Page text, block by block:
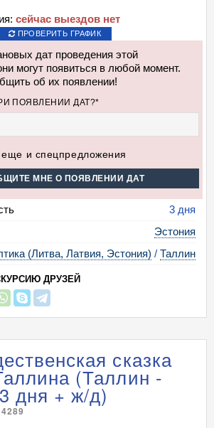
сейчас выездов нет
ПРОВЕРИТЬ ГРАФИК
дат проведения этой
могут появиться в любой момент.
об их появлении!
ПОЯВЛЕНИИ ДАТ?*
еще и спецпредложения
МНЕ О ПОЯВЛЕНИИ ДАТ
3 дня
Эстония
(Литва, Латвия, Эстония) / Таллин
ДРУЗЕЙ
сказка
(Таллин -
дня + ж/д)
4289